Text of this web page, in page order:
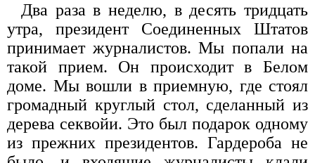
Два раза в неделю, в десять тридцать
утра, президент Соединенных Штатов
принимает журналистов. Мы попали на
такой прием. Он происходит в Белом
доме. Мы вошли в приемную, где стоял
громадный круглый стол, сделанный из
дерева секвойи. Это был подарок одному
из прежних президентов. Гардероба не